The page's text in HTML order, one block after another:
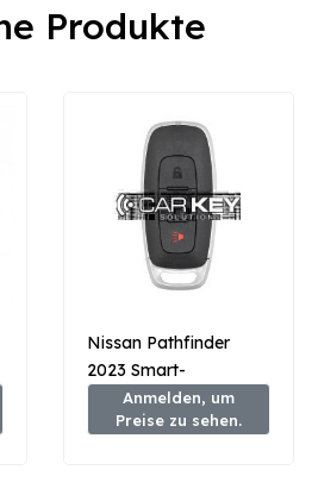
Produkte
Nissan Pathfinder
2023 Smart-
Fernschlüssel 2+1
Tasten 433MHz
Anmelden, um
Preise zu sehen.